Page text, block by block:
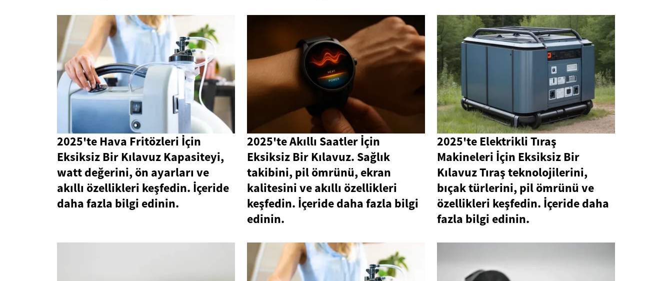
2025'te Hava Fritözleri İçin
Eksiksiz Bir Kılavuz Kapasiteyi,
watt değerini, ön ayarları ve
akıllı özellikleri keşfedin. İçeride
daha fazla bilgi edinin.
2025'te Akıllı Saatler İçin
Eksiksiz Bir Kılavuz. Sağlık
takibini, pil ömrünü, ekran
kalitesini ve akıllı özellikleri
keşfedin. İçeride daha fazla bilgi
edinin.
2025'te Elektrikli Tıraş
Makineleri İçin Eksiksiz Bir
Kılavuz Tıraş teknolojilerini,
bıçak türlerini, pil ömrünü ve
özellikleri keşfedin. İçeride daha
fazla bilgi edinin.